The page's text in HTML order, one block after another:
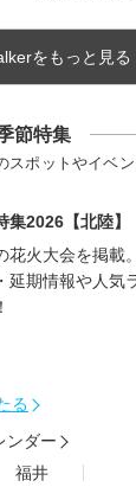
をもっと見る
節特集
スポットやイベ
集2026【北陸】
花火大会を掲載
延期情報や人気
る
ンダー
福井